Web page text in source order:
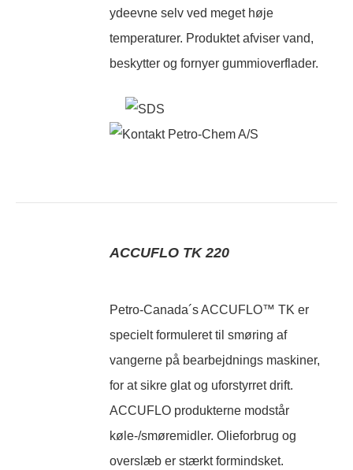
ydeevne selv ved meget høje
temperaturer. Produktet afviser vand,
beskytter og fornyer gummioverflader.
ACCUFLO TK 220
Petro-Canada´s ACCUFLO™ TK er
specielt formuleret til smøring af
vangerne på bearbejdnings maskiner,
for at sikre glat og uforstyrret drift.
ACCUFLO produkterne modstår
køle-/smøremidler. Olieforbrug og
overslæb er stærkt formindsket.